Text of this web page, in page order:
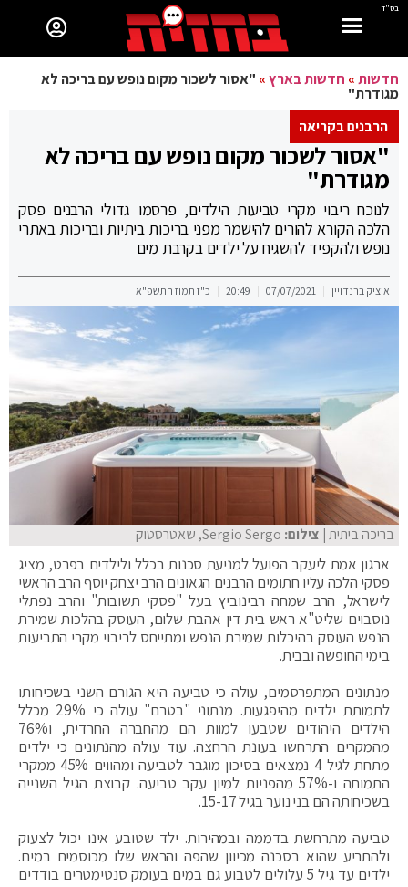
בס"ד
חדשות» חדשות בארץ» "אסור לשכור מקום נופש עם בריכה לא
מגודרת"
הרבנים בקריאה
"אסור לשכור מקום נופש עם בריכה לא
מגודרת"
לנוכח ריבוי מקרי טביעות הילדים, פרסמו גדולי הרבנים פסק
הלכה הקורא להורים להישמר מפני בריכות ביתיות ובריכות באתרי
נופש ולהקפיד להשגיח על ילדים בקרבת מים
איציק ברנדויין 07/07/2021
20:49 כ"ז תמוז התשפ"א
בריכה ביתית| צילום: Sergio Sergo, שאטרסטוק
ארגון אמת ליעקב הפועל למניעת סכנות בכלל ולילדים בפרט, מציג
פסקי הלכה עליו חתומים הרבנים הגאונים הרב יצחק יוסף הרב הראשי
לישראל, הרב שמחה רבינוביץ בעל "פסקי תשובות" והרב נפתלי
נוסבוים שליט"א ראש בית דין אהבת שלום, העוסק בהלכות שמירת
הנפש העוסק בהיכלות שמירת הנפש ומתייחס לריבוי מקרי התביעות
בימי החופשה ובבית.
מנתונים המתפרסמים, עולה כי טביעה היא הגורם השני בשכיחותו
לתמותת ילדים מהיפגעות. מנתוני "בטרם" עולה כי 29% מכלל
הילדים היהודים שטבעו למוות הם מהחברה החרדית, ו76%
מהמקרים התרחשו בעונת הרחצה. עוד עולה מהנתונים כי ילדים
מתחת לגיל 4 נמצאים בסיכון מוגבר לטביעה ומהווים 45% ממקרי
התמותה ו-57% מהפניות למיון עקב טביעה. קבוצת הגיל השנייה
בשכיחותה הם בני נוער בגיל 15-17.
טביעה מתרחשת בדממה ובמהירות. ילד שטובע אינו יכול לצעוק
ולהתריע שהוא בסכנה מכיוון שהפה והראש שלו מכוסמים במים.
ילדים עד גיל 5 עלולים לטבוע גם במים בעומק סנטימטרים בודדים